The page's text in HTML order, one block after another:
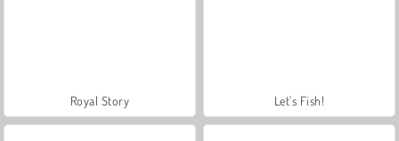
Royal Story Let's Fish!